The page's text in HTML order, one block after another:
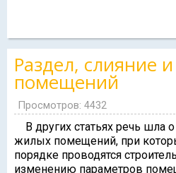
Раздел, слияние
помещений
Просмотров: 4432
В других статьях речь шла
жилых помещений, при
порядке проводятся
изменению параметров